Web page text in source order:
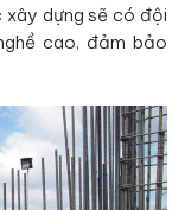
xây dựng sẽ có đội
cao, đảm bảo